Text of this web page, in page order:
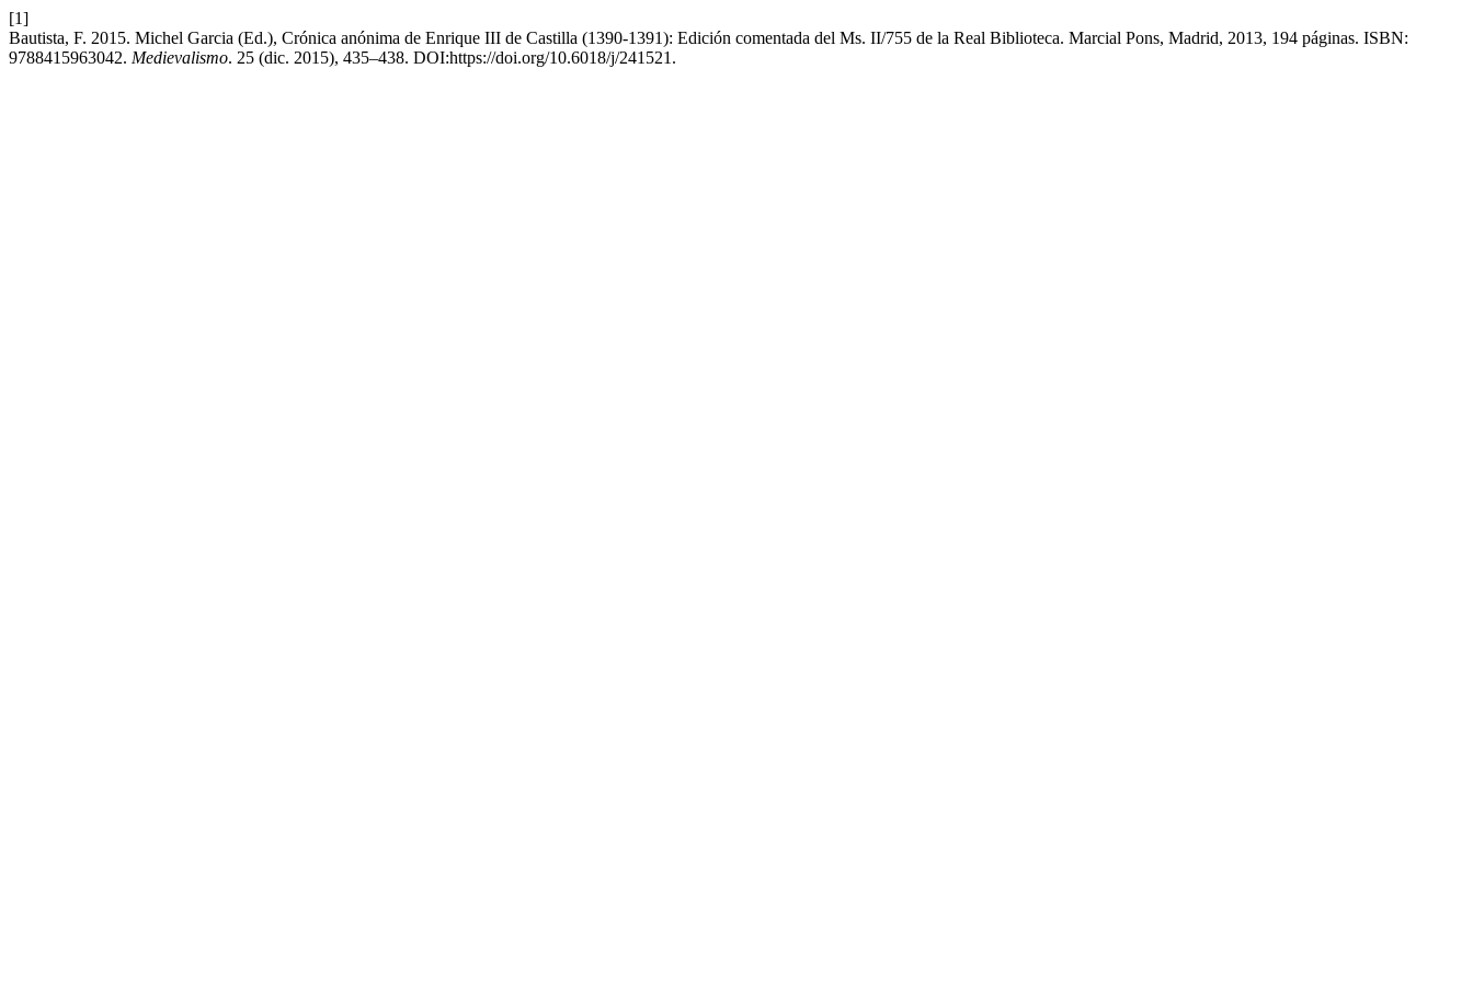
[1]
Bautista, F. 2015. Michel Garcia (Ed.), Crónica anónima de Enrique III de Castilla (1390-1391): Edición comentada del Ms. II/755 de la Real Biblioteca. Marcial Pons, Madrid, 2013, 194 páginas. ISBN:
9788415963042. Medievalismo. 25 (dic. 2015), 435–438. DOI:https://doi.org/10.6018/j/241521.